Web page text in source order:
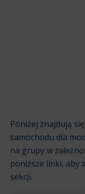
Poniżej znajdują
samochodu dla
na grupy w
poniższe linki, aby
sekcji.